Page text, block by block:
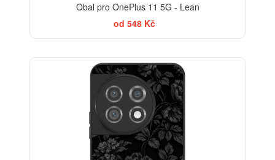
Obal pro OnePlus 11 5G - Lean
od 548 Kč